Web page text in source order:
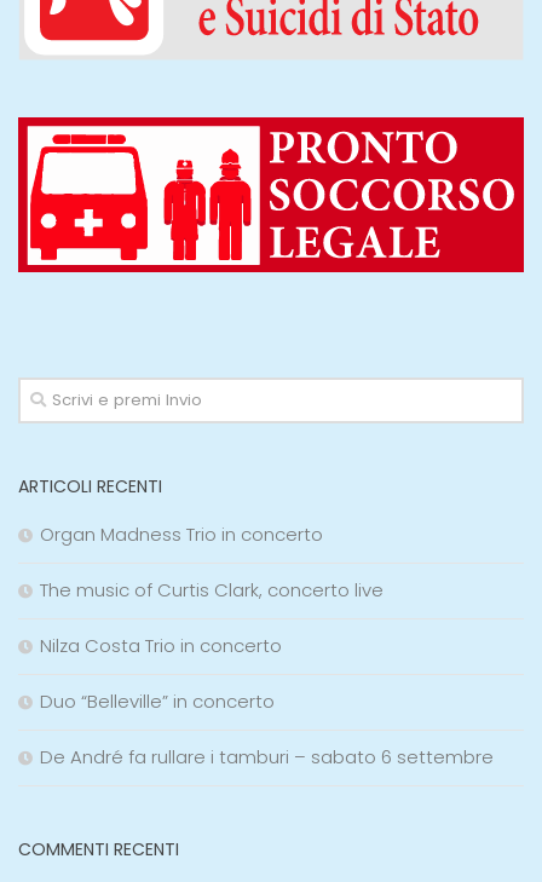
ARTICOLI RECENTI
Organ Madness Trio in concerto
The music of Curtis Clark, concerto live
Nilza Costa Trio in concerto
Duo “Belleville” in concerto
De André fa rullare i tamburi – sabato 6 settembre
COMMENTI RECENTI